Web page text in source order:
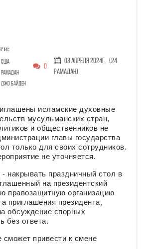
США
рамадан
Джо Байден
0
03 Апреля 2024г. (24
Рамадан)
исламские духовные
мусульманских стран,
и общественников не
главы государства
только для своих сотрудников.
не уточняется.
накрывать праздничный стол в
на президентский
правозащитную организацию
приглашения президента,
обсуждение спорных
без ответа.
привести к смене